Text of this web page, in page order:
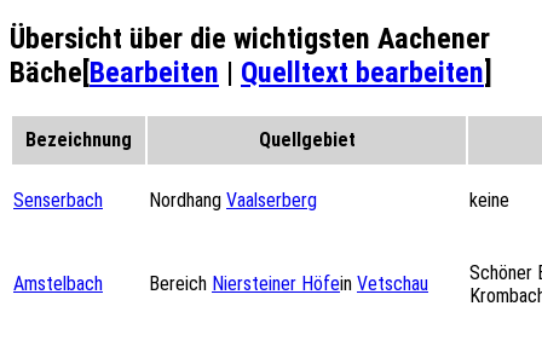
Übersicht über die wichtigsten Aachener
Bäche[Bearbeiten | Quelltext bearbeiten]
Bezeichnung Quellgebiet
Senserbach Nordhang Vaalserberg keine
Amstelbach Bereich Niersteiner Höfein Vetschau
Schöner